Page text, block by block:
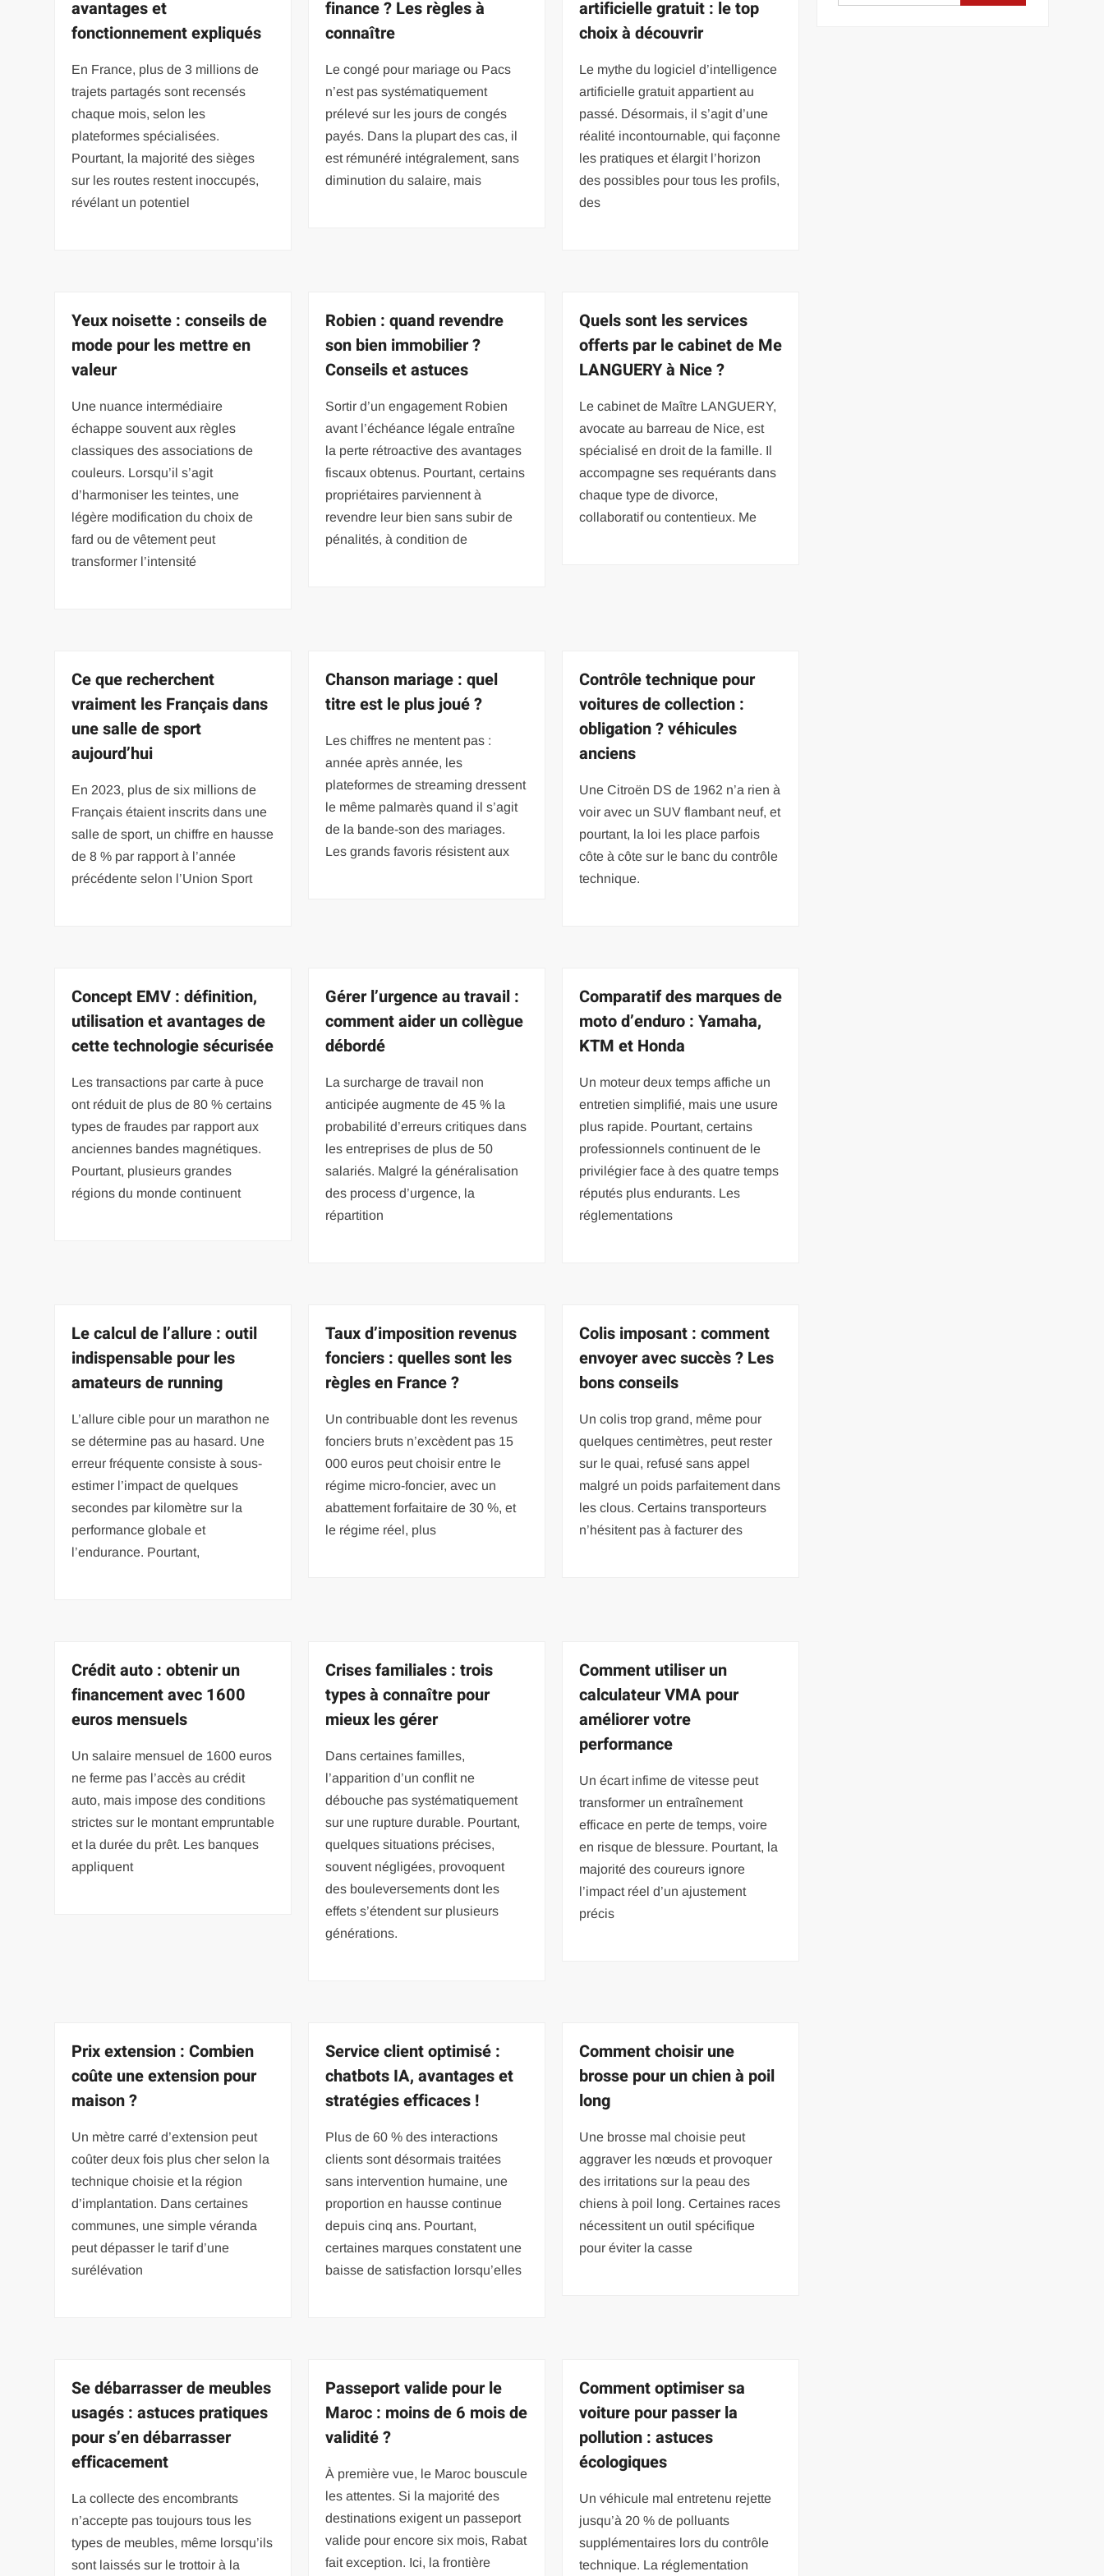
avantages et
fonctionnement expliqués
En France, plus de 3 millions de
trajets partagés sont recensés
chaque mois, selon les
plateformes spécialisées.
Pourtant, la majorité des sièges
sur les routes restent inoccupés,
révélant un potentiel
finance ? Les règles à
connaître
Le congé pour mariage ou Pacs
n’est pas systématiquement
prélevé sur les jours de congés
payés. Dans la plupart des cas, il
est rémunéré intégralement, sans
diminution du salaire, mais
artificielle gratuit : le top
choix à découvrir
Le mythe du logiciel d’intelligence
artificielle gratuit appartient au
passé. Désormais, il s’agit d’une
réalité incontournable, qui façonne
les pratiques et élargit l’horizon
des possibles pour tous les profils,
des
Yeux noisette : conseils de
mode pour les mettre en
valeur
Une nuance intermédiaire
échappe souvent aux règles
classiques des associations de
couleurs. Lorsqu’il s’agit
d’harmoniser les teintes, une
légère modification du choix de
fard ou de vêtement peut
transformer l’intensité
Robien : quand revendre
son bien immobilier ?
Conseils et astuces
Sortir d’un engagement Robien
avant l’échéance légale entraîne
la perte rétroactive des avantages
fiscaux obtenus. Pourtant, certains
propriétaires parviennent à
revendre leur bien sans subir de
pénalités, à condition de
Quels sont les services
offerts par le cabinet de Me
LANGUERY à Nice ?
Le cabinet de Maître LANGUERY,
avocate au barreau de Nice, est
spécialisé en droit de la famille. Il
accompagne ses requérants dans
chaque type de divorce,
collaboratif ou contentieux. Me
Ce que recherchent
vraiment les Français dans
une salle de sport
aujourd’hui
En 2023, plus de six millions de
Français étaient inscrits dans une
salle de sport, un chiffre en hausse
de 8 % par rapport à l’année
précédente selon l’Union Sport
Chanson mariage : quel
titre est le plus joué ?
Les chiffres ne mentent pas :
année après année, les
plateformes de streaming dressent
le même palmarès quand il s’agit
de la bande-son des mariages.
Les grands favoris résistent aux
Contrôle technique pour
voitures de collection :
obligation ? véhicules
anciens
Une Citroën DS de 1962 n’a rien à
voir avec un SUV flambant neuf, et
pourtant, la loi les place parfois
côte à côte sur le banc du contrôle
technique.
Concept EMV : définition,
utilisation et avantages de
cette technologie sécurisée
Les transactions par carte à puce
ont réduit de plus de 80 % certains
types de fraudes par rapport aux
anciennes bandes magnétiques.
Pourtant, plusieurs grandes
régions du monde continuent
Gérer l’urgence au travail :
comment aider un collègue
débordé
La surcharge de travail non
anticipée augmente de 45 % la
probabilité d’erreurs critiques dans
les entreprises de plus de 50
salariés. Malgré la généralisation
des process d’urgence, la
répartition
Comparatif des marques de
moto d’enduro : Yamaha,
KTM et Honda
Un moteur deux temps affiche un
entretien simplifié, mais une usure
plus rapide. Pourtant, certains
professionnels continuent de le
privilégier face à des quatre temps
réputés plus endurants. Les
réglementations
Le calcul de l’allure : outil
indispensable pour les
amateurs de running
L’allure cible pour un marathon ne
se détermine pas au hasard. Une
erreur fréquente consiste à sous-
estimer l’impact de quelques
secondes par kilomètre sur la
performance globale et
l’endurance. Pourtant,
Taux d’imposition revenus
fonciers : quelles sont les
règles en France ?
Un contribuable dont les revenus
fonciers bruts n’excèdent pas 15
000 euros peut choisir entre le
régime micro-foncier, avec un
abattement forfaitaire de 30 %, et
le régime réel, plus
Colis imposant : comment
envoyer avec succès ? Les
bons conseils
Un colis trop grand, même pour
quelques centimètres, peut rester
sur le quai, refusé sans appel
malgré un poids parfaitement dans
les clous. Certains transporteurs
n’hésitent pas à facturer des
Crédit auto : obtenir un
financement avec 1600
euros mensuels
Un salaire mensuel de 1600 euros
ne ferme pas l’accès au crédit
auto, mais impose des conditions
strictes sur le montant empruntable
et la durée du prêt. Les banques
appliquent
Crises familiales : trois
types à connaître pour
mieux les gérer
Dans certaines familles,
l’apparition d’un conflit ne
débouche pas systématiquement
sur une rupture durable. Pourtant,
quelques situations précises,
souvent négligées, provoquent
des bouleversements dont les
effets s’étendent sur plusieurs
générations.
Comment utiliser un
calculateur VMA pour
améliorer votre
performance
Un écart infime de vitesse peut
transformer un entraînement
efficace en perte de temps, voire
en risque de blessure. Pourtant, la
majorité des coureurs ignore
l’impact réel d’un ajustement
précis
Prix extension : Combien
coûte une extension pour
maison ?
Un mètre carré d’extension peut
coûter deux fois plus cher selon la
technique choisie et la région
d’implantation. Dans certaines
communes, une simple véranda
peut dépasser le tarif d’une
surélévation
Service client optimisé :
chatbots IA, avantages et
stratégies efficaces !
Plus de 60 % des interactions
clients sont désormais traitées
sans intervention humaine, une
proportion en hausse continue
depuis cinq ans. Pourtant,
certaines marques constatent une
baisse de satisfaction lorsqu’elles
Comment choisir une
brosse pour un chien à poil
long
Une brosse mal choisie peut
aggraver les nœuds et provoquer
des irritations sur la peau des
chiens à poil long. Certaines races
nécessitent un outil spécifique
pour éviter la casse
Se débarrasser de meubles
usagés : astuces pratiques
pour s’en débarrasser
efficacement
La collecte des encombrants
n’accepte pas toujours tous les
types de meubles, même lorsqu’ils
sont laissés sur le trottoir à la
Passeport valide pour le
Maroc : moins de 6 mois de
validité ?
À première vue, le Maroc bouscule
les attentes. Si la majorité des
destinations exigent un passeport
valide pour encore six mois, Rabat
fait exception. Ici, la frontière
Comment optimiser sa
voiture pour passer la
pollution : astuces
écologiques
Un véhicule mal entretenu rejette
jusqu’à 20 % de polluants
supplémentaires lors du contrôle
technique. La réglementation